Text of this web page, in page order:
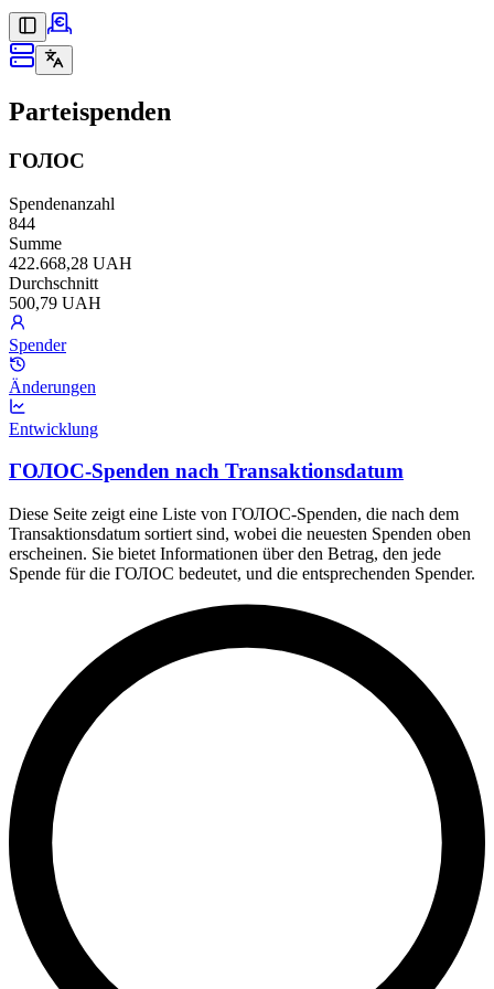
Parteispenden
ГОЛОС
Spendenanzahl
844
Summe
422.668,28 UAH
Durchschnitt
500,79 UAH
Spender
Änderungen
Entwicklung
ГОЛОС-Spenden nach Transaktionsdatum
Diese Seite zeigt eine Liste von ГОЛОС-Spenden, die nach dem
Transaktionsdatum sortiert sind, wobei die neuesten Spenden oben
erscheinen. Sie bietet Informationen über den Betrag, den jede
Spende für die ГОЛОС bedeutet, und die entsprechenden Spender.